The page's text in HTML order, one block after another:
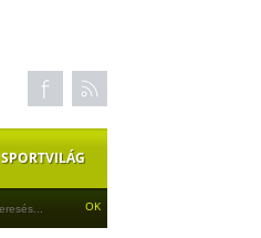
SPORTVILÁG